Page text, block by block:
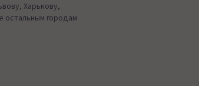
Харькову,
остальным городам